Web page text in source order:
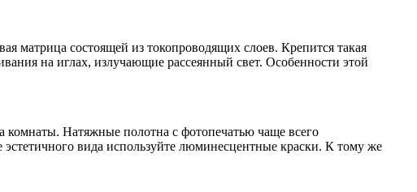
матрица состоящей из токопроводящих слоев. Крепится такая
на иглах, излучающие рассеянный свет. Особенности этой
Натяжные полотна с фотопечатью чаще всего
эстетичного вида используйте люминесцентные краски. К тому же